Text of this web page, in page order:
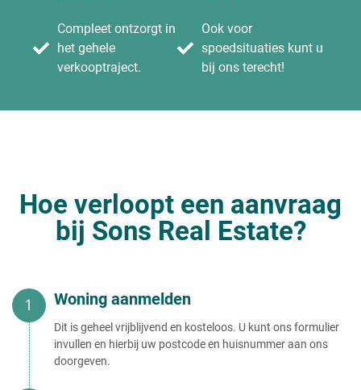
Compleet ontzorgt in
het gehele
verkooptraject.
Ook voor
spoedsituaties kunt u
bij ons terecht!
Hoe verloopt een aanvraag
bij Sons Real Estate?
Woning aanmelden
Dit is geheel vrijblijvend en kosteloos. U kunt ons formulier
invullen en hierbij uw postcode en huisnummer aan ons
doorgeven.